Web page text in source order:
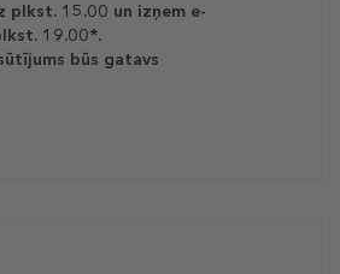
plkst. 15.00 un izņem e-
19.00*.
būs gatavs